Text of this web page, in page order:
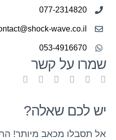
077-2314820
wave.co.il
053-4916670
שמרו על קשר
יש לכם שאלה?
אל תסבלו מכאב מיותר!